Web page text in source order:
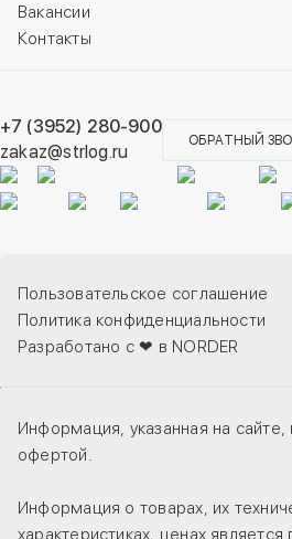
Вакансии
Контакты
+7 (3952) 280-900
zakaz@strlog.ru
ОБРАТНЫЙ
Пользовательское соглашение
Политика конфиденциальности
Разработано с ❤ в NORDER
Информация, указанная на сайте,
офертой.
Информация о товарах, их
характеристиках, ценах